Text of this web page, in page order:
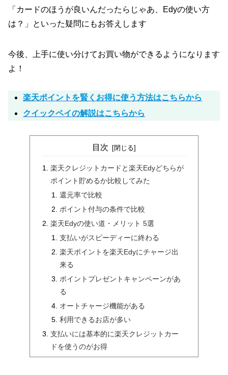
「カードのほうが良いんだったらじゃあ、Edyの使い方
は？」といった疑問にもお答えします
今後、上手に使い分けてお買い物ができるようになります
よ！
楽天ポイントを賢くお得に使う方法はこちらから
クイックペイの解説はこちらから
目次
楽天クレジットカードと楽天Edyどちらが
ポイント貯めるか比較してみた
還元率で比較
ポイント付与の条件で比較
楽天Edyの使い道・メリット 5選
支払いがスピーディーに終わる
楽天ポイントを楽天Edyにチャージ出
来る
ポイントプレゼントキャンペーンがあ
る
オートチャージ機能がある
利用できるお店が多い
支払いには基本的に楽天クレジットカー
ドを使うのがお得